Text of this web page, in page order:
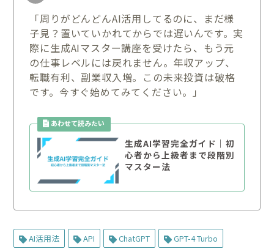
「周りがどんどんAI活用してるのに、まだ様
子見？置いていかれてからでは遅いんです。実
際に生成AIマスター講座を受けたら、もう元
の仕事レベルには戻れません。年収アップ、
転職有利、副業収入増。この未来投資は破格
です。今すぐ始めてみてください。」
生成AI学習完全ガイド｜初
心者から上級者まで段階別
マスター法
AI活用法 API ChatGPT
GPT-4 Turbo